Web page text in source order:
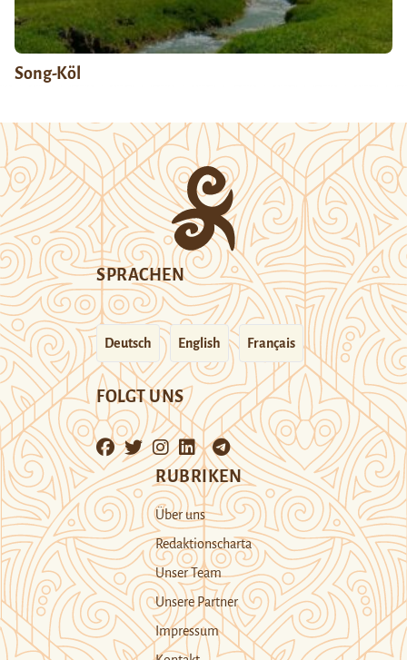
Song-Köl
SPRACHEN
Deutsch English Français
FOLGT UNS
RUBRIKEN
Über uns
Redaktionscharta
Unser Team
Unsere Partner
Impressum